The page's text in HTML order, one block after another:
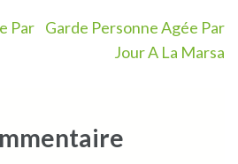
Par Garde Personne Agée Par
Jour A La Marsa